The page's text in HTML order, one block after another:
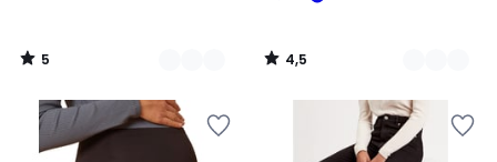
5
/
4,5
/